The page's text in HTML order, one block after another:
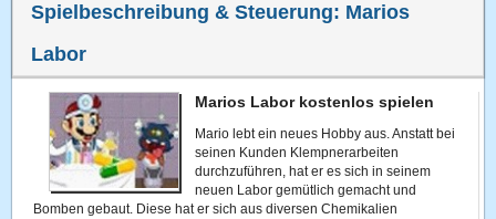
Spielbeschreibung & Steuerung: Marios
Labor
Marios Labor kostenlos spielen
Mario lebt ein neues Hobby aus. Anstatt bei
seinen Kunden Klempnerarbeiten
durchzuführen, hat er es sich in seinem
neuen Labor gemütlich gemacht und
Bomben gebaut. Diese hat er sich aus diversen Chemikalien